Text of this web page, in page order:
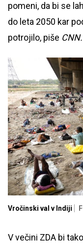
pomeni, da bi se
do leta 2050 kar
potrojilo, piše CNN.
Vročinski val v Indiji
V večini ZDA bi